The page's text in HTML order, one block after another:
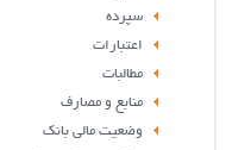
سپرده
اعتبارات
مطالبات
منابع و مصارف
وضعیت مالی بانک